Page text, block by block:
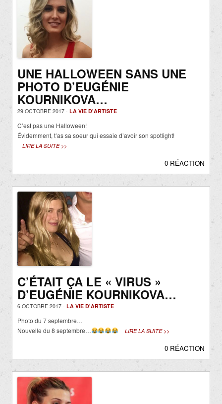
UNE HALLOWEEN SANS UNE
PHOTO D’EUGÉNIE
KOURNIKOVA…
29 OCTOBRE 2017 - LA VIE D'ARTISTE
C’est pas une Halloween!
Évidemment, t’as sa soeur qui essaie d’avoir son spotlight!
LIRE LA SUITE >>
0 RÉACTION
C’ÉTAIT ÇA LE « VIRUS »
D’EUGÉNIE KOURNIKOVA…
6 OCTOBRE 2017 - LA VIE D'ARTISTE
Photo du 7 septembre…
Nouvelle du 8 septembre…
LIRE LA SUITE >>
0 RÉACTION